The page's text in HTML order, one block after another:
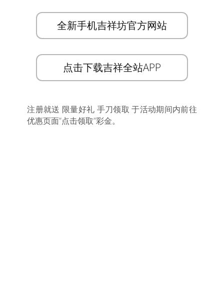
全新手机吉祥坊官方网站
点击下载吉祥全站APP
注册就送 限量好礼 手刀领取 于活动期间内前往
优惠页面”点击领取”彩金。